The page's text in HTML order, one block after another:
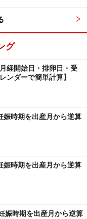
グ
経開始日・排卵日・受
ンダーで簡単計算】
娠時期を出産月から逆算
娠時期を出産月から逆算
娠時期を出産月から逆算